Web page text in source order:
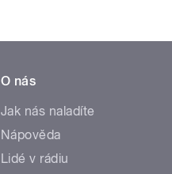
O nás
Jak nás naladíte
Nápověda
Lidé v rádiu